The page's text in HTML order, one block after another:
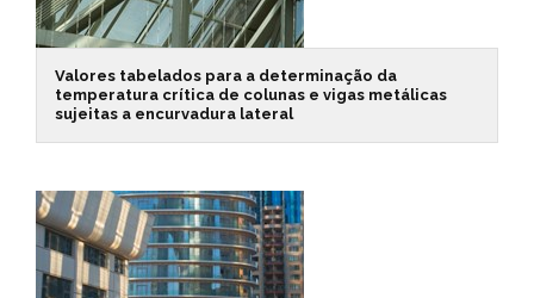
Valores tabelados para a determinação da
temperatura crítica de colunas e vigas metálicas
sujeitas a encurvadura lateral